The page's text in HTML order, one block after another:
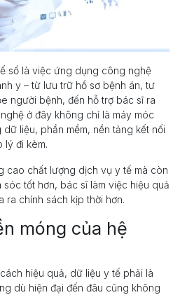
số là việc ứng dụng công nghệ
y – từ lưu trữ hồ sơ bệnh án, tư
người bệnh, đến hỗ trợ bác sĩ ra
ở đây không chỉ là máy móc
liệu, phần mềm, nền tảng kết nối
lý đi kèm.
cao chất lượng dịch vụ y tế mà còn
tốt hơn, bác sĩ làm việc hiệu quả
ra chính sách kịp thời hơn.
móng của hệ
hiệu quả, dữ liệu y tế phải là
dù hiện đại đến đâu cũng không